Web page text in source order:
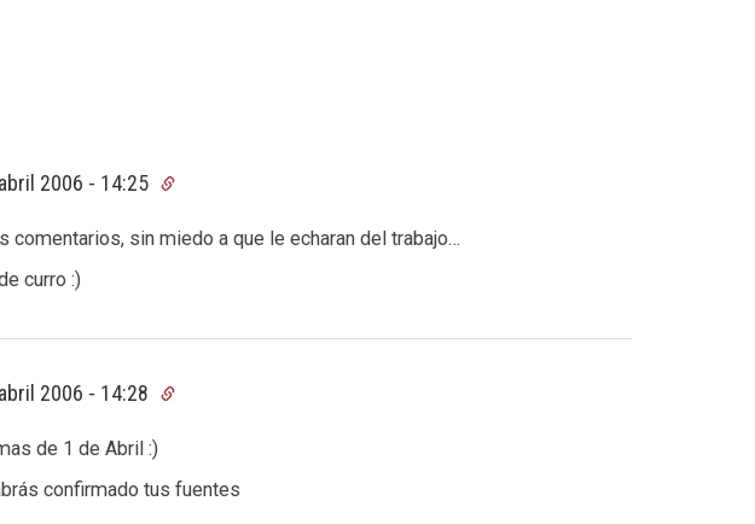
2006 - 14:25
comentarios, sin miedo a que le echaran del trabajo…
curro :)
2006 - 14:28
de 1 de Abril :)
confirmado tus fuentes